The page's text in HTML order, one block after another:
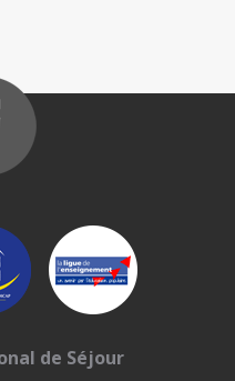
de Séjour